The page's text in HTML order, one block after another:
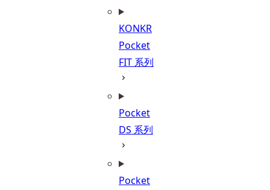
KONKR
Pocket
FIT 系列
Pocket
DS 系列
Pocket